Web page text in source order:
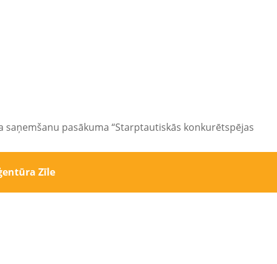
pasākuma “Starptautiskās konkurētspējas
Zīle